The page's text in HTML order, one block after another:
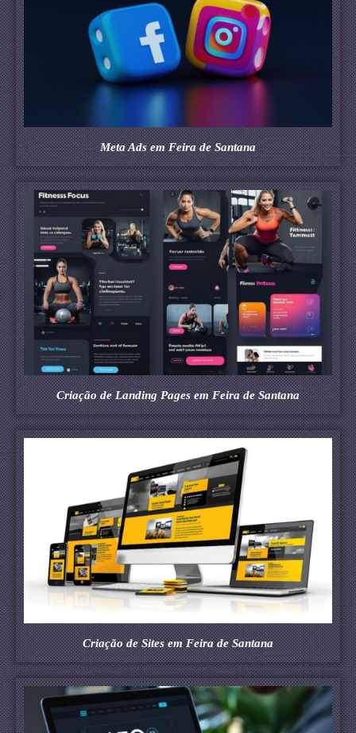
Meta Ads em Feira de Santana
Criação de Landing Pages em Feira de Santana
Criação de Sites em Feira de Santana